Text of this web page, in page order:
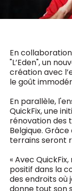
En
"L’Eden", un
création avec
le goût
En parallèle,
QuickFix, une
rénovation des
Belgique. Grâce
terrains seront
« Avec
positif dans la
des endroits où
donne tout son
0498 88 64 89
Griet Byl
0475 97 12 57
g.byl@mm.be
Damien
0477 37 31 65
Daily
5 x
1 x
10 x
10 x
Des